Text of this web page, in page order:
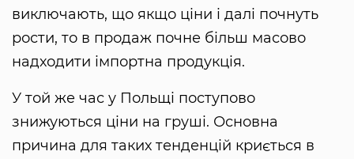
виключають, що якщо ціни і далі почнуть
рости, то в продаж почне більш масово
надходити імпортна продукція.
У той же час у Польщі поступово
знижуються ціни на груші. Основна
причина для таких тенденцій криється в